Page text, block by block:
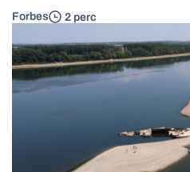
Forbes 2 perc